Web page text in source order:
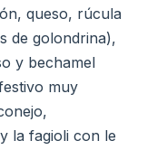
queso, rúcula
de golondrina),
y bechamel
muy
la fagioli con le